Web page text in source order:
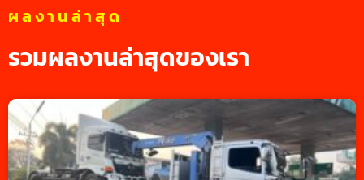
ผลงานล่าสุด
รวมผลงานล่าสุดของเรา